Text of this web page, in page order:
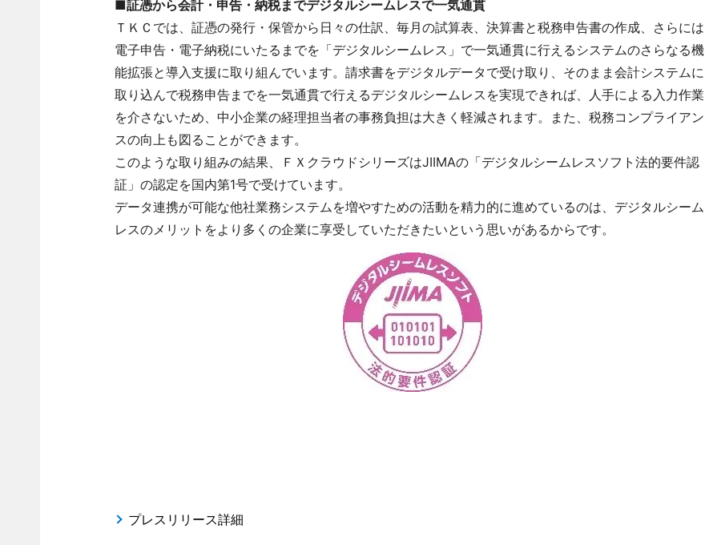
■証憑から会計・申告・納税までデジタルシームレスで一気通貫
ＴＫＣでは、証憑の発行・保管から日々の仕訳、毎月の試算表、決算書と税務申告書の作成、さらには
電子申告・電子納税にいたるまでを「デジタルシームレス」で一気通貫に行えるシステムのさらなる機
能拡張と導入支援に取り組んでいます。請求書をデジタルデータで受け取り、そのまま会計システムに
取り込んで税務申告までを一気通貫で行えるデジタルシームレスを実現できれば、人手による入力作業
を介さないため、中小企業の経理担当者の事務負担は大きく軽減されます。また、税務コンプライアン
スの向上も図ることができます。
このような取り組みの結果、ＦＸクラウドシリーズはJIIMAの「デジタルシームレスソフト法的要件認
証」の認定を国内第1号で受けています。
データ連携が可能な他社業務システムを増やすための活動を精力的に進めているのは、デジタルシーム
レスのメリットをより多くの企業に享受していただきたいという思いがあるからです。
プレスリリース詳細